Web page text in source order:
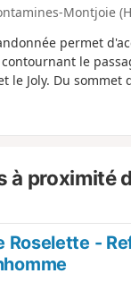
Montjoie
permet
le
le Joly. Du sommet
descendante
à proximité
Roselette -